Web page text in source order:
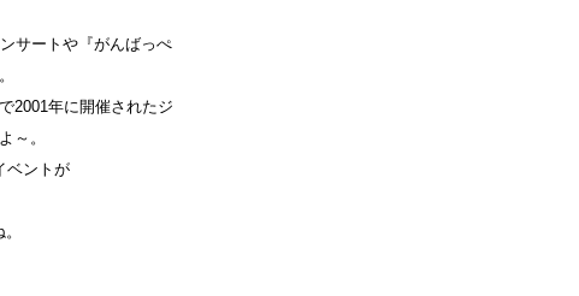
サートや『がんばっぺ
2001年に開催されたジ
～。
ベントが